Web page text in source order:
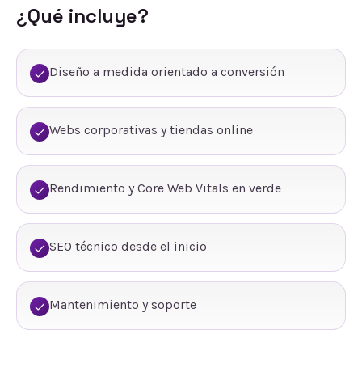
¿Qué incluye?
Diseño a medida orientado a conversión
Webs corporativas y tiendas online
Rendimiento y Core Web Vitals en verde
SEO técnico desde el inicio
Mantenimiento y soporte